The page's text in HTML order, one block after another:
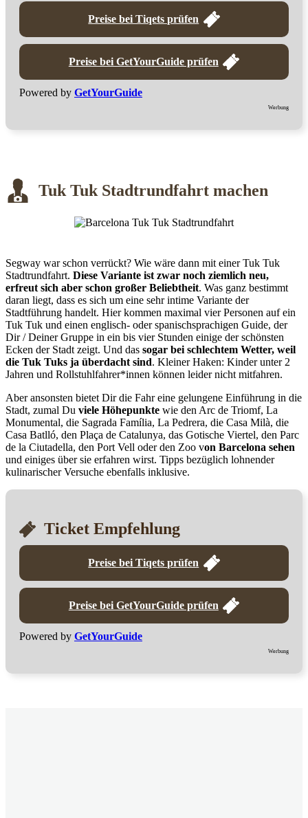
Preise bei Tiqets prüfen
Preise bei GetYourGuide prüfen
Powered by GetYourGuide
Werbung
Tuk Tuk Stadtrundfahrt machen
Segway war schon verrückt? Wie wäre dann mit einer Tuk Tuk
Stadtrundfahrt. Diese Variante ist zwar noch ziemlich neu,
erfreut sich aber schon großer Beliebtheit. Was ganz bestimmt
daran liegt, dass es sich um eine sehr intime Variante der
Stadtführung handelt. Hier kommen maximal vier Personen auf ein
Tuk Tuk und einen englisch- oder spanischsprachigen Guide, der
Dir / Deiner Gruppe in ein bis vier Stunden einige der schönsten
Ecken der Stadt zeigt. Und das sogar bei schlechtem Wetter, weil
die Tuk Tuks ja überdacht sind. Kleiner Haken: Kinder unter 2
Jahren und Rollstuhlfahrer*innen können leider nicht mitfahren.
Aber ansonsten bietet Dir die Fahr eine gelungene Einführung in die
Stadt, zumal Du viele Höhepunkte wie den Arc de Triomf, La
Monumental, die Sagrada Família, La Pedrera, die Casa Milà, die
Casa Batlló, den Plaça de Catalunya, das Gotische Viertel, den Parc
de la Ciutadella, den Port Vell oder den Zoo von Barcelona sehen
und einiges über sie erfahren wirst. Tipps bezüglich lohnender
kulinarischer Versuche ebenfalls inklusive.
Ticket Empfehlung
Preise bei Tiqets prüfen
Preise bei GetYourGuide prüfen
Powered by GetYourGuide
Werbung